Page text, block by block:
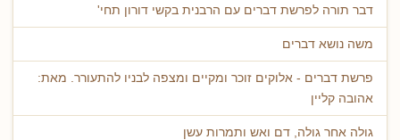
דבר תורה לפרשת דברים עם הרבנית בקשי דורון תחי'
משה נושא דברים
פרשת דברים - אלוקים זוכר ומקיים ומצפה לבניו להתעורר. מאת:
אהובה קליין
גולה אחר גולה, דם ואש ותמרות עשן